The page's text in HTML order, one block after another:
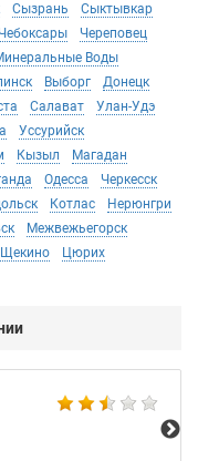
Сызрань
Сыктывкар
Череповец
Воды
Выборг
Донецк
Салават
Улан-Удэ
Уссурийск
Кызыл
Магадан
Одесса
Черкесск
Котлас
Нерюнгри
Межвежьегорск
Щекино
Цюрих